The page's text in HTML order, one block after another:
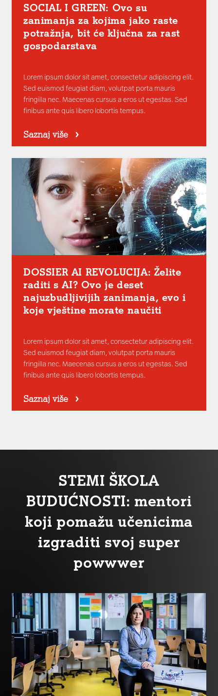
SOCIAL I GREEN: Ovo su
zanimanja za kojima jako raste
potražnja, bit će ključna za rast
gospodarstava
Lorem ipsum dolor sit amet, consectetur adipiscing elit.
Sed euismod feugiat diam, volutpat porta mauris
fringilla nec. Maecenas cursus a eros ut egestas. Sed
finibus ante quis libero lobortis tempus.
Saznaj više
DOSSIER AI REVOLUCIJA: Želite
raditi s AI? Ovo je deset
najuzbudljivijih zanimanja, evo i
koje vještine morate naučiti
Lorem ipsum dolor sit amet, consectetur adipiscing elit.
Sed euismod feugiat diam, volutpat porta mauris
fringilla nec. Maecenas cursus a eros ut egestas. Sed
finibus ante quis libero lobortis tempus.
Saznaj više
STEMI ŠKOLA
BUDUĆNOSTI: mentori
koji pomažu učenicima
izgraditi svoj super
powwwer